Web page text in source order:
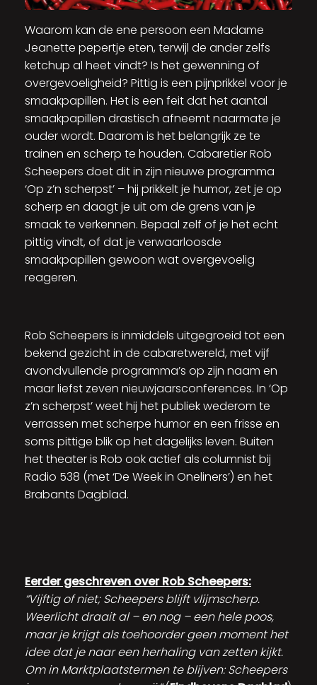
Waarom kan de ene persoon een Madame
Jeanette pepertje eten, terwijl de ander zelfs
ketchup al heet vindt? Is het gewenning of
overgevoeligheid? Pittig is een pijnprikkel voor je
smaakpapillen. Het is een feit dat het aantal
smaakpapillen drastisch afneemt naarmate je
ouder wordt. Daarom is het belangrijk ze te
trainen en scherp te houden. Cabaretier Rob
Scheepers doet dit in zijn nieuwe programma
‘Op z’n scherpst’ – hij prikkelt je humor, zet je op
scherp en daagt je uit om de grens van je
smaak te verkennen. Bepaal zelf of je het echt
pittig vindt, of dat je verwaarloosde
smaakpapillen gewoon wat overgevoelig
reageren.
Rob Scheepers is inmiddels uitgegroeid tot een
bekend gezicht in de cabaretwereld, met vijf
avondvullende programma’s op zijn naam en
maar liefst zeven nieuwjaarsconferences. In ‘Op
z’n scherpst’ weet hij het publiek wederom te
verrassen met scherpe humor en een frisse en
soms pittige blik op het dagelijks leven. Buiten
het theater is Rob ook actief als columnist bij
Radio 538 (met ‘De Week in Oneliners’) en het
Brabants Dagblad.
Eerder geschreven over Rob Scheepers:
“Vijftig of niet; Scheepers blijft vlijmscherp.
Weerlicht draait al – en nog – een hele poos,
maar je krijgt als toehoorder geen moment het
idee dat je naar een herhaling van zetten kijkt.
Om in Marktplaatstermen te blijven: Scheepers